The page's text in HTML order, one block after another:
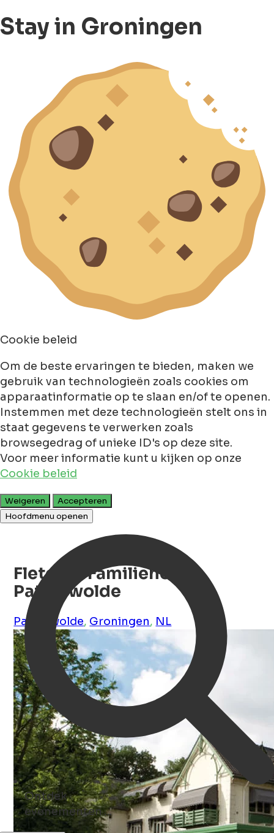
Stay in Groningen
Cookie beleid
Om de beste ervaringen te bieden, maken we
gebruik van technologieën zoals cookies om
apparaatinformatie op te slaan en/of te openen.
Instemmen met deze technologieën stelt ons in
staat gegevens te verwerken zoals
browsegedrag of unieke ID's op deze site.
Voor meer informatie kunt u kijken op onze
Cookie beleid
Weigeren
Accepteren
Hoofdmenu openen
Ontdek
concerten ...
Fletcher Familiehotel
Paterswolde
Paterswolde, Groningen, NL